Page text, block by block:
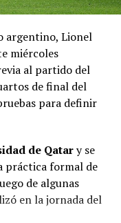
argentino, Lionel
miércoles
al partido del
de final del
para definir
de Qatary se
práctica formal de
de algunas
en la jornada del